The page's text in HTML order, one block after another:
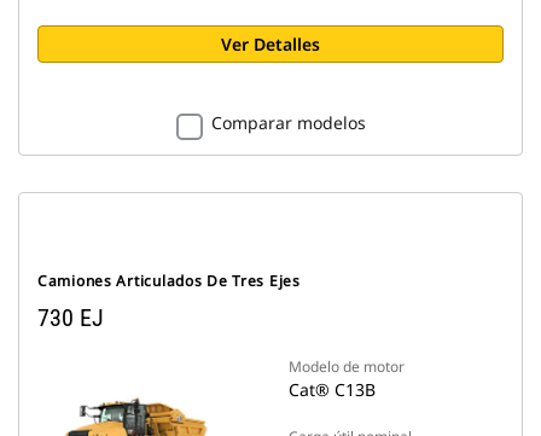
Ver Detalles
Comparar modelos
Camiones Articulados De Tres Ejes
730 EJ
Modelo de motor
Cat® C13B